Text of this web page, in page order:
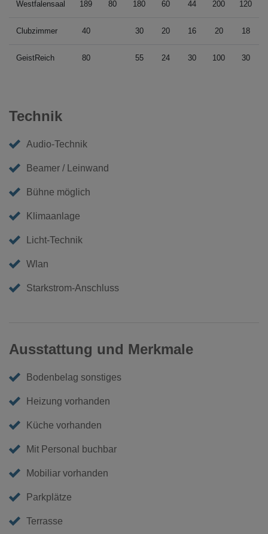
Westfalensaal 189 80 180 60 44 200 120
Clubzimmer 40 30 20 16 20 18
GeistReich 80 55 24 30 100 30
Technik
Audio-Technik
Beamer / Leinwand
Bühne möglich
Klimaanlage
Licht-Technik
Wlan
Starkstrom-Anschluss
Ausstattung und Merkmale
Bodenbelag sonstiges
Heizung vorhanden
Küche vorhanden
Mit Personal buchbar
Mobiliar vorhanden
Parkplätze
Terrasse